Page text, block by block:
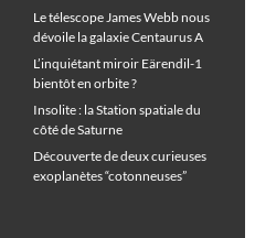
Le télescope James Webb nous
dévoile la galaxie Centaurus A
L’inquiétant miroir Eärendil-1
bientôt en orbite ?
Insolite : la Station spatiale du
côté de Saturne
Découverte de deux curieuses
exoplanètes “cotonneuses”